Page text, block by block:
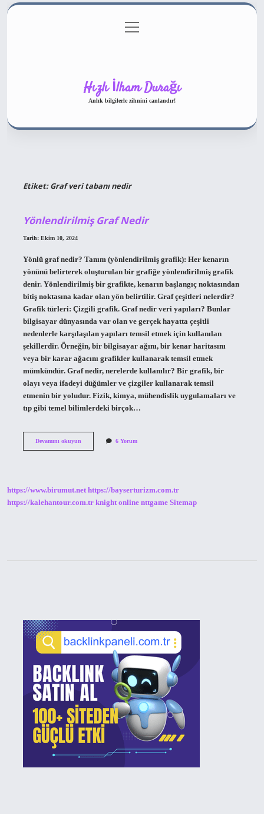
Gizlilik Politikası
menüyü
aç
Hızlı İlham Durağı
Anlık bilgilerle zihnini canlandır!
Etiket:Graf veri tabanı nedir
Yönlendirilmiş Graf Nedir
Tarih: Ekim 10, 2024
Yönlü graf nedir? Tanım (yönlendirilmiş grafik): Her kenarın
yönünü belirterek oluşturulan bir grafiğe yönlendirilmiş grafik
denir. Yönlendirilmiş bir grafikte, kenarın başlangıç ​​noktasından
bitiş noktasına kadar olan yön belirtilir. Graf çeşitleri nelerdir?
Grafik türleri: Çizgili grafik. Graf nedir veri yapıları? Bunlar
bilgisayar dünyasında var olan ve gerçek hayatta çeşitli
nedenlerle karşılaşılan yapıları temsil etmek için kullanılan
şekillerdir. Örneğin, bir bilgisayar ağını, bir kenar haritasını
veya bir karar ağacını grafikler kullanarak temsil etmek
mümkündür. Graf nedir, nerelerde kullanılır? Bir grafik, bir
olayı veya ifadeyi düğümler ve çizgiler kullanarak temsil
etmenin bir yoludur. Fizik, kimya, mühendislik uygulamaları ve
tıp gibi temel bilimlerdeki birçok…
Devamını okuyunYönlendirilmiş6 Yorum
https://www.birumut.net https://bayserturizm.com.tr
https://kalehantour.com.tr knight online nttgame Sitemap